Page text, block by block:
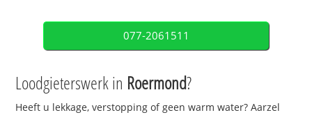
077-2061511
Loodgieterswerk in Roermond?
Heeft u lekkage, verstopping of geen warm water? Aarzel